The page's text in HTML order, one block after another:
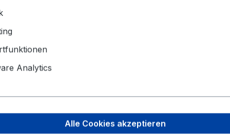
Analytics
Alle Cookies akzeptieren